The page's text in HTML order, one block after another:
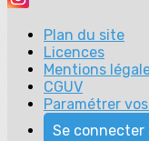
Plan du site
Licences
Mentions
CGUV
Paramétrer
Se connecter